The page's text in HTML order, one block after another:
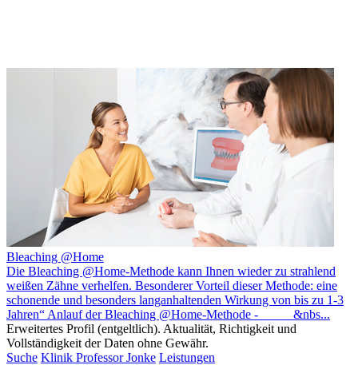
Bleaching @Home
Die Bleaching @Home-Methode kann Ihnen wieder zu strahlend
weißen Zähne verhelfen. Besonderer Vorteil dieser Methode: eine
schonende und besonders langanhaltenden Wirkung von bis zu 1-3
Jahren“ Anlauf der Bleaching @Home-Methode - &nbs...
Erweitertes Profil (entgeltlich). Aktualität, Richtigkeit und
Vollständigkeit der Daten ohne Gewähr.
Suche Klinik Professor Jonke Leistungen